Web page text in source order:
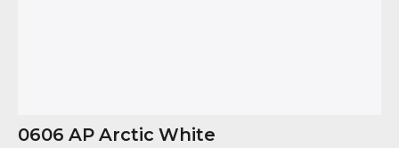
0606 AP Arctic White